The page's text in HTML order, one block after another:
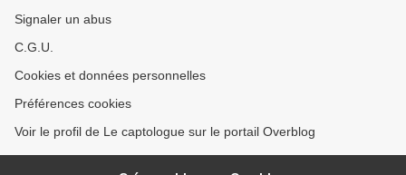
Signaler un abus
C.G.U.
Cookies et données personnelles
Préférences cookies
Voir le profil de Le captologue sur le portail Overblog